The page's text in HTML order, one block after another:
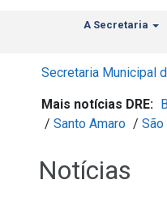
A Secretaria
Secretaria Municipal
Mais notícias DRE:
/ Santo Amaro /
Notícias